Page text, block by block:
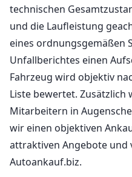
technischen
und die Laufleistung
eines ordnungsgemäßen
Unfallberichtes einen
Fahrzeug wird objektiv
Liste bewertet. Zusätzlich
Mitarbeitern in
wir einen objektiven
attraktiven Angebote und
Autoankauf.biz.